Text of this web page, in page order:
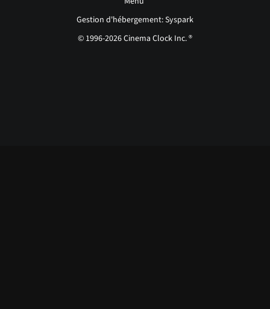
Gestion d'hébergement: Syspark
© 1996-2026 Cinema Clock Inc. ®